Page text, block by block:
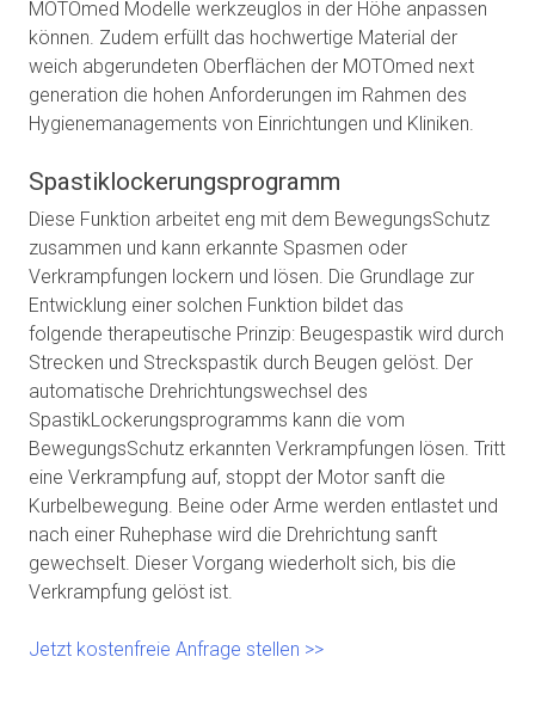
MOTOmed Modelle werkzeuglos in der Höhe anpassen
können. Zudem erfüllt das hochwertige Material der
weich abgerundeten Oberflächen der MOTOmed next
generation die hohen Anforderungen im Rahmen des
Hygienemanagements von Einrichtungen und Kliniken.
Spastiklockerungsprogramm
Diese Funktion arbeitet eng mit dem BewegungsSchutz
zusammen und kann erkannte Spasmen oder
Verkrampfungen lockern und lösen. Die Grundlage zur
Entwicklung einer solchen Funktion bildet das
folgende therapeutische Prinzip: Beugespastik wird durch
Strecken und Streckspastik durch Beugen gelöst. Der
automatische Drehrichtungswechsel des
SpastikLockerungsprogramms kann die vom
BewegungsSchutz erkannten Verkrampfungen lösen. Tritt
eine Verkrampfung auf, stoppt der Motor sanft die
Kurbelbewegung. Beine oder Arme werden entlastet und
nach einer Ruhephase wird die Drehrichtung sanft
gewechselt. Dieser Vorgang wiederholt sich, bis die
Verkrampfung gelöst ist.
Jetzt kostenfreie Anfrage stellen >>